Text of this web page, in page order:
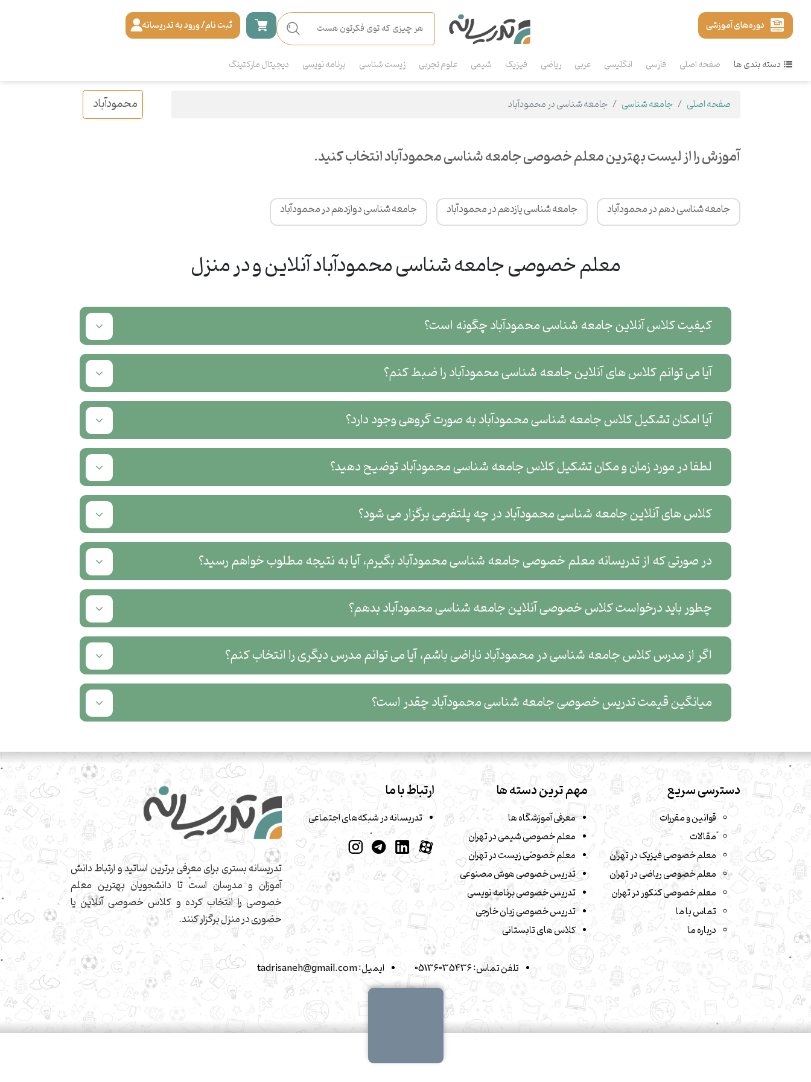
دوره‌های آموزشی ثبت نام/ ورود به تدریسانه
دسته بندی ها صفحه اصلی فارسی انگلیسی عربی ریاضی فیزیک شیمی علوم تجربی زیست شناسی برنامه نویسی دیجیتال مارکتینگ
صفحه اصلی جامعه شناسی جامعه شناسی در محمودآباد محمودآباد
آموزش را از لیست بهترین معلم خصوصی جامعه شناسی محمودآباد انتخاب کنید.
جامعه شناسی دهم در محمودآباد جامعه شناسی یازدهم در محمودآباد جامعه شناسی دوازدهم در محمودآباد
معلم خصوصی جامعه شناسی محمودآباد آنلاین و در منزل
کیفیت کلاس آنلاین جامعه شناسی محمودآباد چگونه است؟
آیا می توانم کلاس های آنلاین جامعه شناسی محمودآباد را ضبط کنم؟
آیا امکان تشکیل کلاس جامعه شناسی محمودآباد به صورت گروهی وجود دارد؟
لطفا در مورد زمان و مکان تشکیل کلاس جامعه شناسی محمودآباد توضیح دهید؟
کلاس های آنلاین جامعه شناسی محمودآباد در چه پلتفرمی برگزار می شود؟
در صورتی که از تدریسانه معلم خصوصی جامعه شناسی محمودآباد بگیرم، آیا به نتیجه مطلوب خواهم رسید؟
چطور باید درخواست کلاس خصوصی آنلاین جامعه شناسی محمودآباد بدهم؟
اگر از مدرس کلاس جامعه شناسی در محمودآباد ناراضی باشم، آیا می توانم مدرس دیگری را انتخاب کنم؟
میانگین قیمت تدریس خصوصی جامعه شناسی محمودآباد چقدر است؟
دسترسی سریع
قوانین و مقررات
مقالات
معلم خصوصی فیزیک در تهران
معلم خصوصی ریاضی در تهران
معلم خصوصی کنکور در تهران
تماس با ما
درباره ما
مهم ترین دسته ها
معرفی آموزشگاه ها
معلم خصوصی شیمی در تهران
معلم خصوصی زیست در تهران
تدریس خصوصی هوش مصنوعی
تدریس خصوصی برنامه نویسی
تدریس خصوصی زبان خارجی
کلاس های تابستانی
ارتباط با ما
تدریسانه در شبکه‌های اجتماعی
تدریسانه بستری برای معرفی برترین اساتید و ارتباط دانش
آموزان و مدرسان است تا دانشجویان بهترین معلم
خصوصی را انتخاب کرده و کلاس خصوصی آنلاین یا
حضوری در منزل برگزار کنند.
تلفن تماس:05136035436 ایمیل:tadrisaneh@gmail.com